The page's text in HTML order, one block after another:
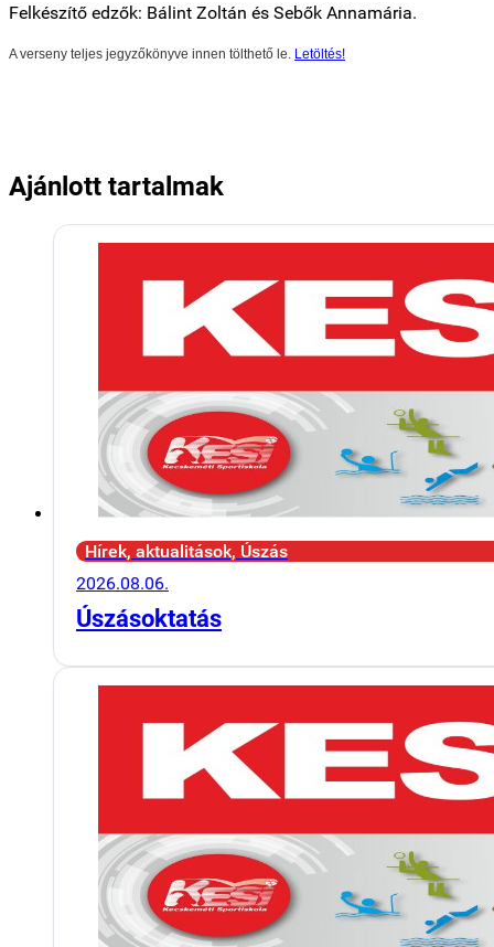
Felkészítő edzők: Bálint Zoltán és Sebők Annamária.
A verseny teljes jegyzőkönyve innen tölthető le. Letöltés!
Ajánlott tartalmak
Hírek, aktualitások, Úszás
2026.08.06.
Úszásoktatás